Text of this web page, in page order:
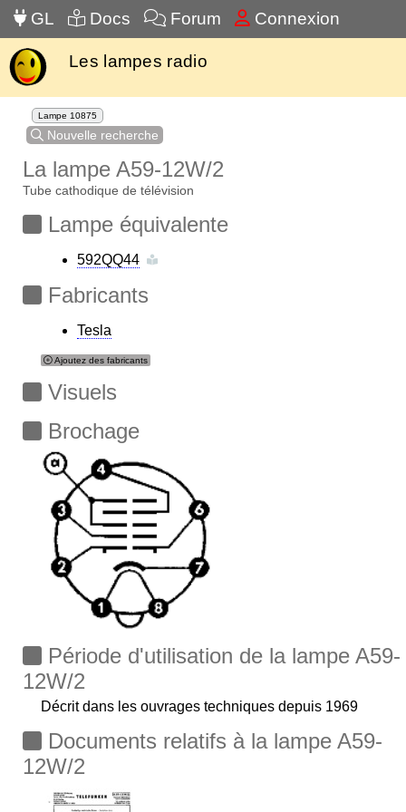
GL Docs Forum Connexion
Les lampes radio
Lampe 10875
Nouvelle recherche
La lampe A59-12W/2
Tube cathodique de télévision
Lampe équivalente
592QQ44
Fabricants
Tesla
Ajoutez des fabricants
Visuels
Brochage
Période d'utilisation de la lampe A59-
12W/2
Décrit dans les ouvrages techniques depuis 1969
Documents relatifs à la lampe A59-
12W/2